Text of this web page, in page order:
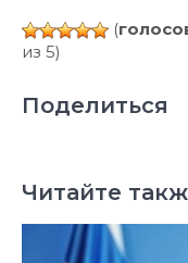
(
из 5)
Поделиться
Читайте